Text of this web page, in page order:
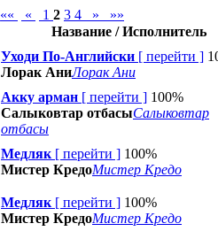
«« « 1 2 3 4 »
»»
Название / Исполнитель
Уходи По-Английски [ перейти ]
Лорак АниЛорак Ани
Акку арман [ перейти ] 100%
Салыковтар отбасыСалыковтар
отбасы
Медляк [ перейти ] 100%
Мистер КредоМистер Кредо
Медляк [ перейти ] 100%
Мистер КредоМистер Кредо